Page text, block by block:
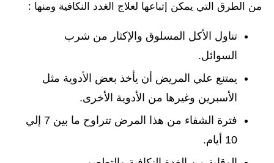
من الطرق التي يمكن إتباعها لعلاج الغدد النكافية ومنها :
تناول الأكل المسلوق والإكثار من شرب
السوائل.
يمتنع علي المريض أن يأخذ بعض الأدوية مثل
الأسبرين وغيرها من الأدوية الأخرى.
فترة الشفاء من هذا المرض تتراوح ما بين 7 إلي
10 أيام.